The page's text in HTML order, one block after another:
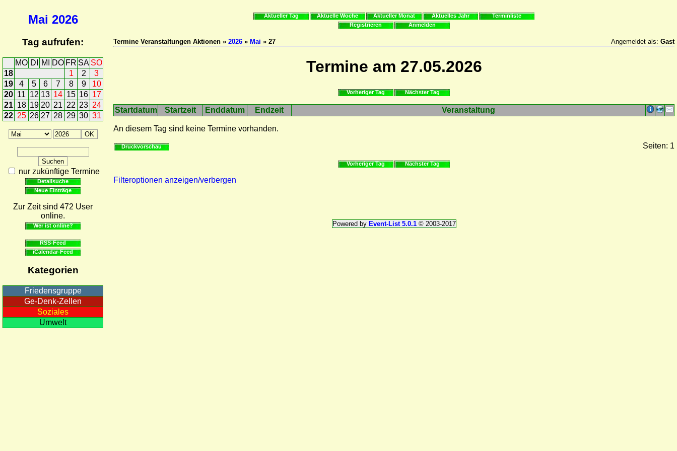
Mai 2026
Tag aufrufen:
MO DI MI DO FR SA SO
18
1 2
3
19
4 5 6 7 8 9
10
20 11 12 13 14 15 16 17
21 18 19 20 21 22 23 24
22 25 26 27 28 29 30 31
nur zukünftige Termine
Detailsuche
Neue Einträge
Zur Zeit sind 472 User
online.
Wer ist online?
RSS-Feed
iCalendar-Feed
Kategorien
Friedensgruppe
Ge-Denk-Zellen
Soziales
Umwelt
Aktueller Tag Aktuelle Woche Aktueller Monat Aktuelles Jahr
Terminliste
Registrieren
Anmelden
Termine Veranstaltungen Aktionen » 2026 » Mai » 27 Angemeldet als: Gast
Termine am 27.05.2026
Vorheriger Tag Nächster Tag
Startdatum Startzeit Enddatum Endzeit Veranstaltung
An diesem Tag sind keine Termine vorhanden.
Druckvorschau Seiten: 1
Vorheriger Tag Nächster Tag
Filteroptionen anzeigen/verbergen
Powered by Event-List 5.0.1© 2003-2017